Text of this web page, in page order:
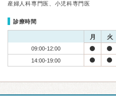
産婦人科専門医、小児科専門医
診療時間
月 火
09:00-12:00
14:00-19:00